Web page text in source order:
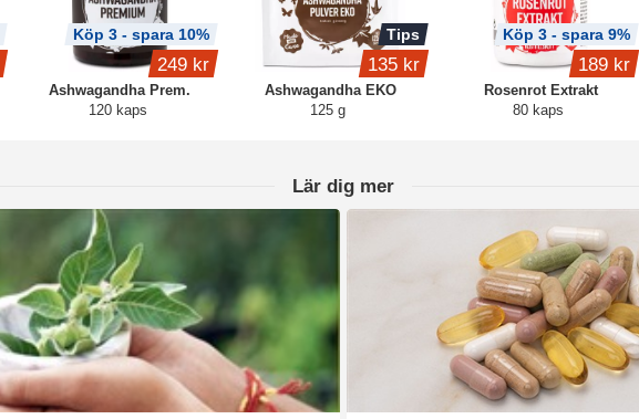
Ashwagandha Prem.
120 kaps
Köp 3 - spara 10%
249 kr
Ashwagandha EKO
125 g
Tips
135 kr
Rosenrot Extrakt
80 kaps
Köp 3 - spara 9%
189 kr
Lär dig mer